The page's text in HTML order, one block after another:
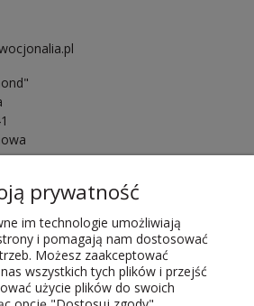
prywatność
im technologie umożliwiają
i pomagają nam dostosować
Możesz zaakceptować
wszystkich tych plików i przejść
użycie plików do swoich